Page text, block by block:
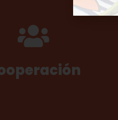
la cooperación en lugar
promoviendo el trabajo
y las sinergias con otras
de la economía
mantener
justas, basadas en la